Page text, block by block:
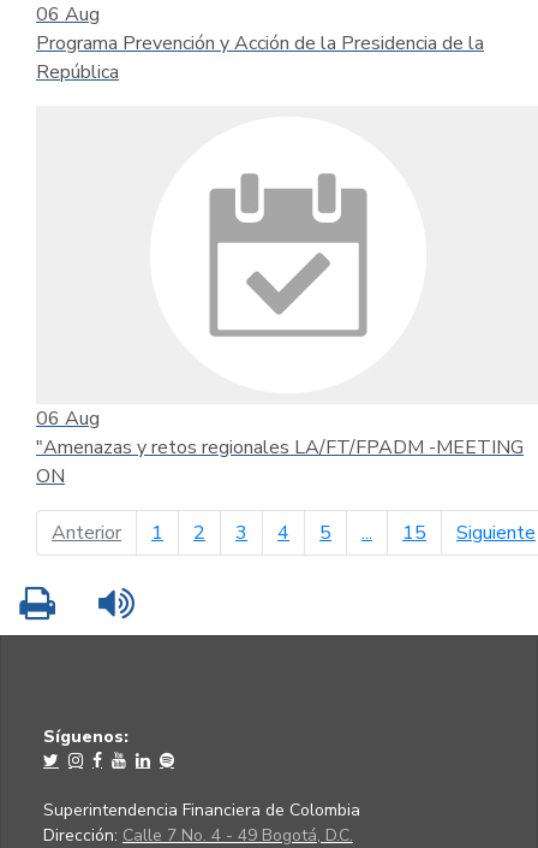
06 Aug
Programa Prevención y Acción de la Presidencia de la
República
06 Aug
"Amenazas y retos regionales LA/FT/FPADM -MEETING
ON
Anteriorpágina anterior
1 2 3 4 5 ... 15 Siguiente
Imprimir
Síguenos:
Superintendencia Financiera de Colombia
Dirección: Calle 7 No. 4 - 49 Bogotá, D.C.